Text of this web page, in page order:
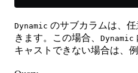
Dynamic のサブカラムは、
きます。この場合、 Dynamic
キャストできない場合は、